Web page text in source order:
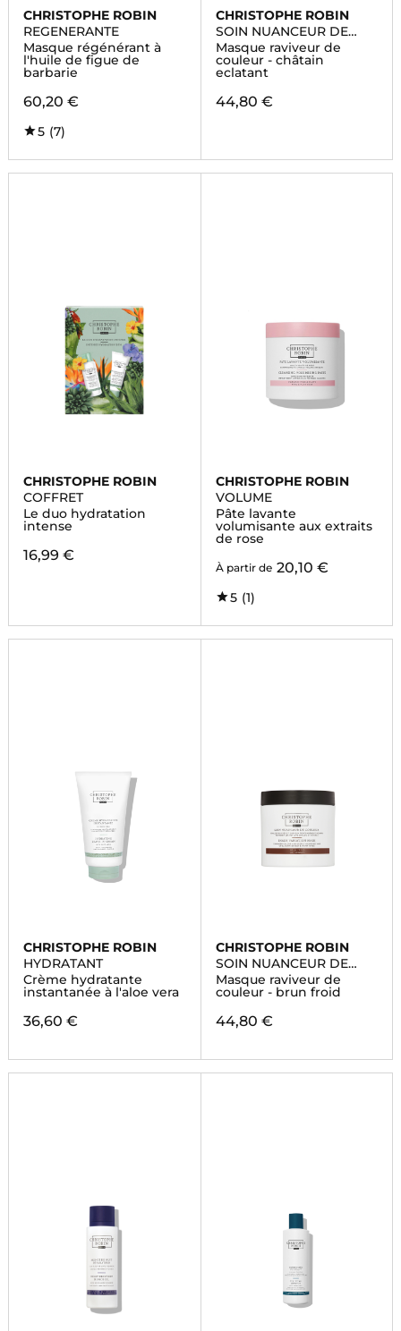
CHRISTOPHE ROBIN
REGENERANTE
Masque régénérant à
l'huile de figue de
barbarie
60,20 €
5 (7)
CHRISTOPHE ROBIN
SOIN NUANCEUR DE
COULEUR
Masque raviveur de
couleur - châtain
eclatant
44,80 €
CHRISTOPHE ROBIN
COFFRET
Le duo hydratation
intense
16,99 €
CHRISTOPHE ROBIN
VOLUME
Pâte lavante
volumisante aux extraits
de rose
À partir de 20,10 €
5 (1)
CHRISTOPHE ROBIN
HYDRATANT
Crème hydratante
instantanée à l'aloe vera
36,60 €
CHRISTOPHE ROBIN
SOIN NUANCEUR DE
COULEUR
Masque raviveur de
couleur - brun froid
44,80 €